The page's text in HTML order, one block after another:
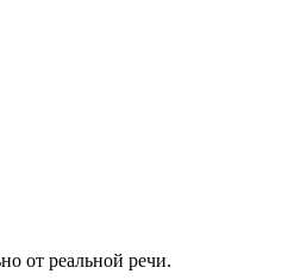
от реальной речи.